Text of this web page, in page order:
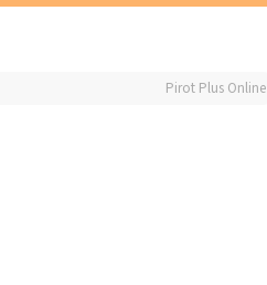
Pirot Plus Online